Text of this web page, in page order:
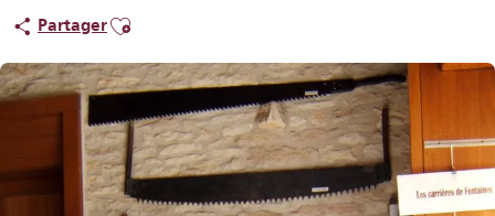
PartagerAjouter aux favoris